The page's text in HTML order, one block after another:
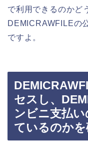
で利用できるのかど
DEMICRAWFILEの
ですよ。
セスし、
ンビニ支払
ているのかを